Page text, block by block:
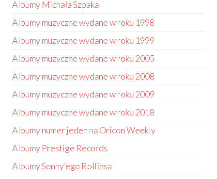
Albumy Michała Szpaka
Albumy muzyczne wydane w roku 1998
Albumy muzyczne wydane w roku 1999
Albumy muzyczne wydane w roku 2005
Albumy muzyczne wydane w roku 2008
Albumy muzyczne wydane w roku 2009
Albumy muzyczne wydane w roku 2018
Albumy numer jeden na Oricon Weekly
Albumy Prestige Records
Albumy Sonny’ego Rollinsa